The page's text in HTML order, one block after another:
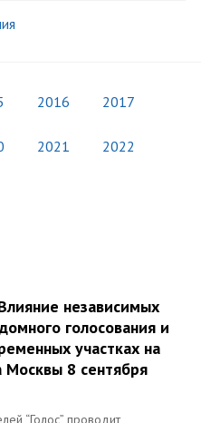
2016 2017
2021 2022
независимых
голосования и
участках на
Москвы 8 сентября
“Голос” проводит